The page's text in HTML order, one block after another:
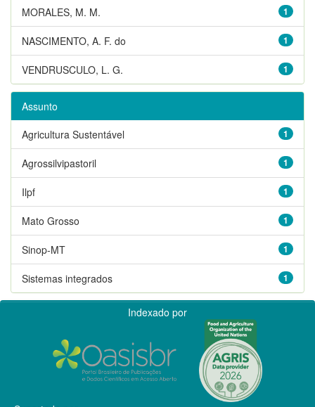
1
MORALES, M. M.
1
NASCIMENTO, A. F. do
1
VENDRUSCULO, L. G.
Assunto
1
Agricultura Sustentável
1
Agrossilvipastoril
1
Ilpf
1
Mato Grosso
1
Sinop-MT
1
Sistemas integrados
Indexado por